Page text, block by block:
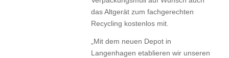
das Altgerät zum fachgerechten
Recycling kostenlos mit.
„Mit dem neuen Depot in
Langenhagen etablieren wir unseren